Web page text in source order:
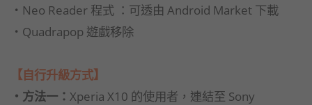
‧Neo Reader 程式 ：可透由 Android Market 下載
‧Quadrapop 遊戲移除
【自行升級方式】
‧方法一： Xperia X10 的使用者，連結至 Sony